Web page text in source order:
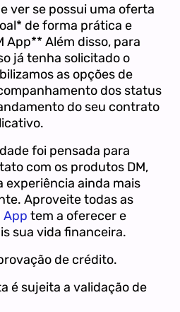
ver se possui uma oferta
de forma prática e
App** Além disso, para
já tenha solicitado o
as opções de
dos status
do seu contrato
foi pensada para
com os produtos DM,
experiência ainda mais
Aproveite todas as
App tem a oferecer e
sua vida financeira.
de crédito.
é sujeita a validação de